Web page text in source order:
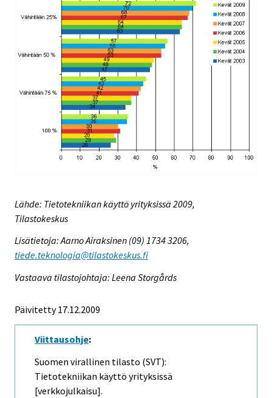
Lähde: Tietotekniikan käyttö yrityksissä 2009,
Tilastokeskus
Lisätietoja: Aarno Airaksinen (09) 1734 3206,
tiede.teknologia@tilastokeskus.fi
Vastaava tilastojohtaja: Leena Storgårds
Päivitetty 17.12.2009
Viittausohje:
Suomen virallinen tilasto (SVT):
Tietotekniikan käyttö yrityksissä
[verkkojulkaisu].